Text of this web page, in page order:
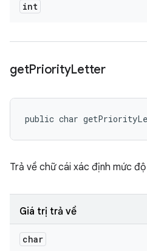
int
getPriorityLetter
public char
Trả về chữ cái xác định mức
Giá trị trả về
char